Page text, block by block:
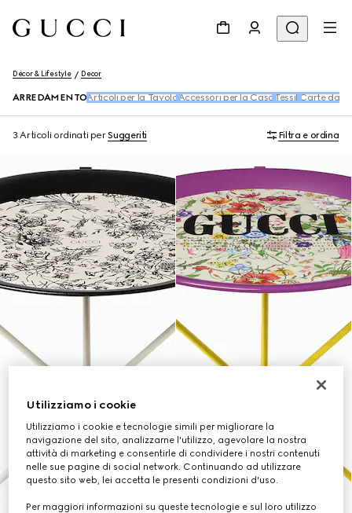
Décor & Lifestyle Decor
ARREDAMENTO Articoli per la Tavola Accessori per la Casa Tessili Carte da
3 Articoli ordinati perSuggeriti Filtra e ordina
Utilizziamo i cookie
Utilizziamo i cookie e tecnologie simili per migliorare la
navigazione del sito, analizzarne l'utilizzo, agevolare la nostra
attività di marketing e consentirle di condividere i nostri contenuti
nelle sue pagine di social network. Continuando ad utilizzare
questo sito web, lei accetta le presenti condizioni d'uso.
Per maggiori informazioni su queste tecnologie e sul loro utilizzo